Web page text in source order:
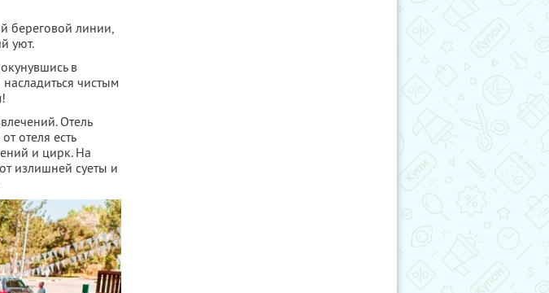
береговой линии,
уют.
в
чистым
Отель
отеля есть
и цирк. На
излишней суеты и